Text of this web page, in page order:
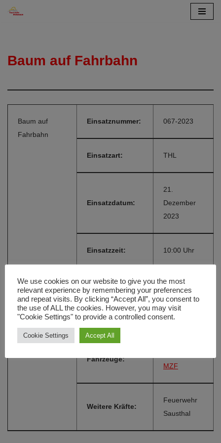
springen
Baum auf Fahrbahn
Baum auf
Fahrbahn
Einsatznummer: 067-2023
Einsatzart: THL
Einsatzdatum:
21.
Dezember
2023
Einsatzzeit: 10:00 Uhr
Einsatzort: Sausthal
Alarmierungsart: FME
Fahrzeuge:
MZF
Weitere Kräfte:
Feuerwehr
Sausthal
We use cookies on our website to give you the most
relevant experience by remembering your preferences
and repeat visits. By clicking “Accept All”, you consent to
the use of ALL the cookies. However, you may visit
"Cookie Settings" to provide a controlled consent.
Cookie Settings Accept All